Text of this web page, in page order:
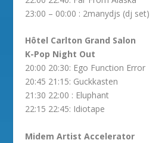
23:00 – 00:00 : 2manydjs (dj set)
Hôtel Carlton Grand Salon
K-Pop Night Out
20:00 20:30: Ego Function Error
20:45 21:15: Guckkasten
21:30 22:00 : Eluphant
22:15 22:45: Idiotape
Midem Artist Accelerator